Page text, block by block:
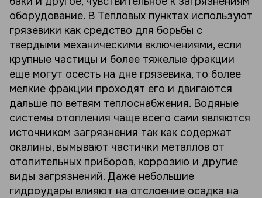
оборудование. В Тепловых пунктах используют
грязевики как средство для борьбы с
твердыми механическими включениями, если
крупные частицы и более тяжелые фракции
еще могут осесть на дне грязевика, то более
мелкие фракции проходят его и двигаются
дальше по ветвям теплоснабжения. Водяные
системы отопления чаще всего сами являются
источником загрязнения так как содержат
окалины, вымывают частички металлов от
отопительных приборов, коррозию и другие
виды загрязнений. Даже небольшие
гидроудары влияют на отслоение осадка на